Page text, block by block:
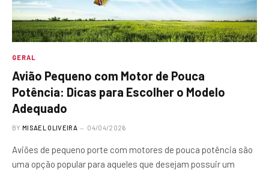
GERAL
Avião Pequeno com Motor de Pouca
Potência: Dicas para Escolher o Modelo
Adequado
BY MISAEL OLIVEIRA 04/04/2026
Aviões de pequeno porte com motores de pouca potência são
uma opção popular para aqueles que desejam possuir um